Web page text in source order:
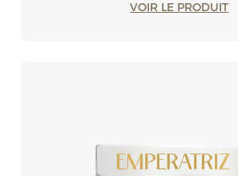
VOIR LE PRODUIT